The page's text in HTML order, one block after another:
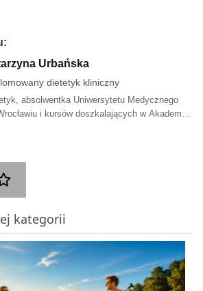
Urbańska
dietetyk kliniczny
absolwentka Uniwersytetu Medycznego
i kursów doszkalających w Akademii
się rozpisywaniem planów żywieniowych,
wielu osobom w pozbyciu się
zdrowia. Na co dzień pasjonatka zdrowego
życia. Uwielbia gotować, udowadniając, że
jedzenie może być pyszne! Ulubiona forma
to Tabata oraz różnego rodzaju formy
na e-mail
kategorii